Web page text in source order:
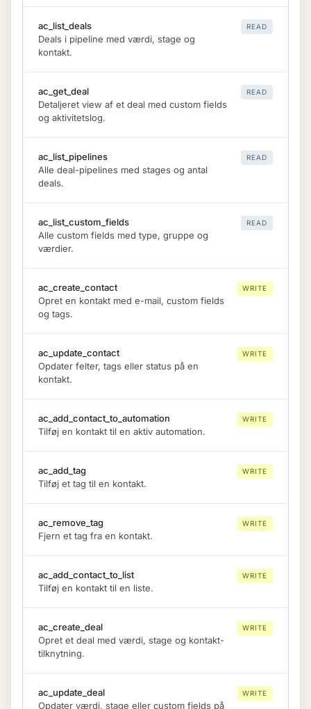
ac_list_deals
Deals i pipeline med værdi, stage og
kontakt.
READ
ac_get_deal
Detaljeret view af et deal med custom fields
og aktivitetslog.
READ
ac_list_pipelines
Alle deal-pipelines med stages og antal
deals.
READ
ac_list_custom_fields
Alle custom fields med type, gruppe og
værdier.
READ
ac_create_contact
Opret en kontakt med e-mail, custom fields
og tags.
WRITE
ac_update_contact
Opdater felter, tags eller status på en
kontakt.
WRITE
ac_add_contact_to_automation
Tilføj en kontakt til en aktiv automation.
WRITE
ac_add_tag
Tilføj et tag til en kontakt.
WRITE
ac_remove_tag
Fjern et tag fra en kontakt.
WRITE
ac_add_contact_to_list
Tilføj en kontakt til en liste.
WRITE
ac_create_deal
Opret et deal med værdi, stage og kontakt-
tilknytning.
WRITE
ac_update_deal
Opdater værdi, stage eller custom fields på
WRITE